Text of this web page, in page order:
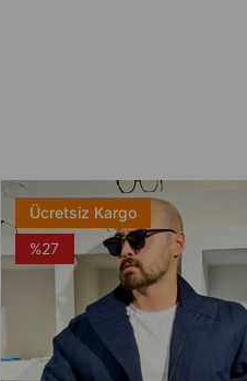
Ücretsiz Kargo
%27